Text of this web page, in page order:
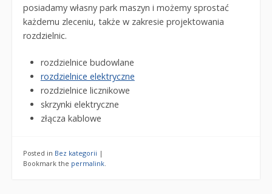
posiadamy własny park maszyn i możemy sprostać
każdemu zleceniu, także w zakresie projektowania
rozdzielnic.
rozdzielnice budowlane
rozdzielnice elektryczne
rozdzielnice licznikowe
skrzynki elektryczne
złącza kablowe
Posted in Bez kategorii |
Bookmark the permalink.